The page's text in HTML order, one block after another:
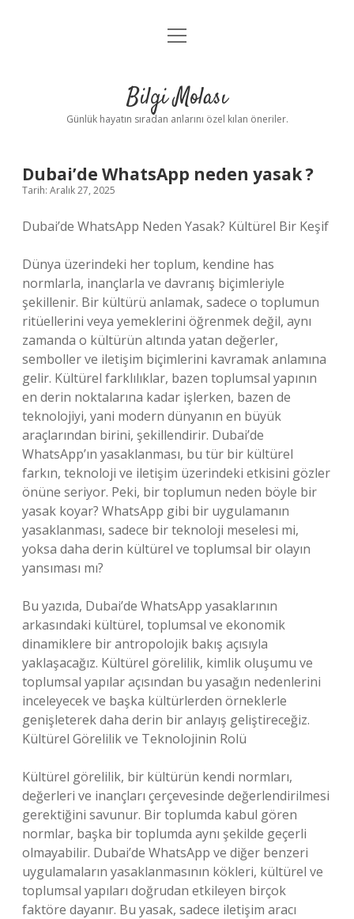
Anasayfa
Yasal Uyarı
menüyü
Bilgi Molası
Günlük hayatın sıradan anlarını özel kılan öneriler.
Dubai’de WhatsApp neden yasak ?
Tarih: Aralık 27, 2025
Dubai’de WhatsApp Neden Yasak? Kültürel Bir Keşif
Dünya üzerindeki her toplum, kendine has
normlarla, inançlarla ve davranış biçimleriyle
şekillenir. Bir kültürü anlamak, sadece o toplumun
ritüellerini veya yemeklerini öğrenmek değil, aynı
zamanda o kültürün altında yatan değerler,
semboller ve iletişim biçimlerini kavramak anlamına
gelir. Kültürel farklılıklar, bazen toplumsal yapının
en derin noktalarına kadar işlerken, bazen de
teknolojiyi, yani modern dünyanın en büyük
araçlarından birini, şekillendirir. Dubai’de
WhatsApp’ın yasaklanması, bu tür bir kültürel
farkın, teknoloji ve iletişim üzerindeki etkisini gözler
önüne seriyor. Peki, bir toplumun neden böyle bir
yasak koyar? WhatsApp gibi bir uygulamanın
yasaklanması, sadece bir teknoloji meselesi mi,
yoksa daha derin kültürel ve toplumsal bir olayın
yansıması mı?
Bu yazıda, Dubai’de WhatsApp yasaklarının
arkasındaki kültürel, toplumsal ve ekonomik
dinamiklere bir antropolojik bakış açısıyla
yaklaşacağız. Kültürel görelilik, kimlik oluşumu ve
toplumsal yapılar açısından bu yasağın nedenlerini
inceleyecek ve başka kültürlerden örneklerle
genişleterek daha derin bir anlayış geliştireceğiz.
Kültürel Görelilik ve Teknolojinin Rolü
Kültürel görelilik, bir kültürün kendi normları,
değerleri ve inançları çerçevesinde değerlendirilmesi
gerektiğini savunur. Bir toplumda kabul gören
normlar, başka bir toplumda aynı şekilde geçerli
olmayabilir. Dubai’de WhatsApp ve diğer benzeri
uygulamaların yasaklanmasının kökleri, kültürel ve
toplumsal yapıları doğrudan etkileyen birçok
faktöre dayanır. Bu yasak, sadece iletişim aracı